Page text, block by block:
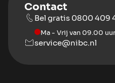
Contact
Bel gratis 0800 409
Ma - Vrij van 09.00
service@nibc.nl